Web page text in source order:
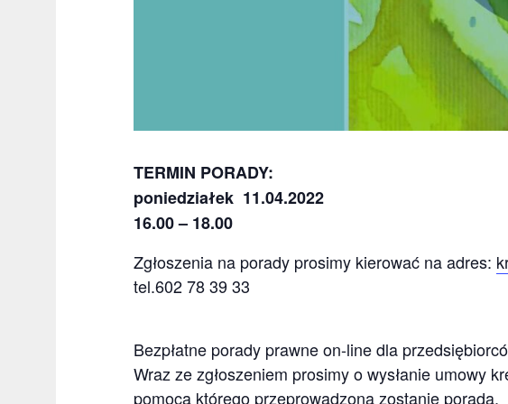
TERMIN PORADY:
poniedziałek 11.04.2022
16.00 – 18.00
Zgłoszenia na porady prosimy kierować na adres:
tel.602 78 39 33
Bezpłatne porady prawne on-line dla
Wraz ze zgłoszeniem prosimy o wysłanie umowy
pomocą którego przeprowadzona zostanie porada.